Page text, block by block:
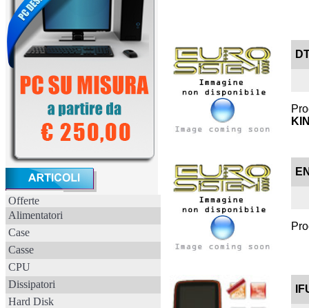
Offerte
Alimentatori
Case
Casse
CPU
Dissipatori
Hard Disk